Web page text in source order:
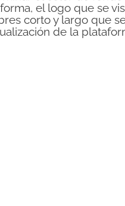
el logo que se
corto y largo que
de la